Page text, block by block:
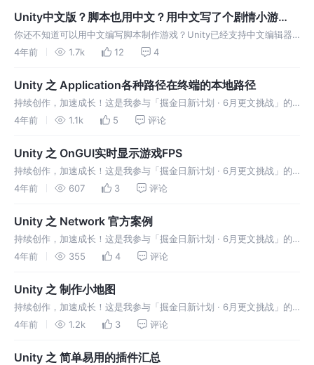
Unity中文版？脚本也用中文？用中文写了个剧情小游
戏，真好玩~
你还不知道可以用中文编写脚本制作游戏？Unity已经支持中文编辑器
啦！还可以使用中文编程，那还不赶紧点进来看看~
4年前 1.7k 12 4
Unity 之 Application各种路径在终端的本地路径
持续创作，加速成长！这是我参与「掘金日新计划 · 6月更文挑战」的
第24天，点击查看活动详情 unity目录 这里的unity目录指的是程序打
4年前 1.1k 5 评论
Unity 之 OnGUI实时显示游戏FPS
持续创作，加速成长！这是我参与「掘金日新计划 · 6月更文挑战」的
第23天，点击查看活动详情 FPS是什么？ FPS （每秒传输帧数
4年前 607 3 评论
Unity 之 Network 官方案例
持续创作，加速成长！这是我参与「掘金日新计划 · 6月更文挑战」的
第21天，点击查看活动详情 此案例完成了在局域网的多人对战 下面是
4年前 355 4 评论
Unity 之 制作小地图
持续创作，加速成长！这是我参与「掘金日新计划 · 6月更文挑战」的
第20天，点击查看活动详情 搭建场景 搭建简易游戏场景： 创建Plane
4年前 1.2k 3 评论
Unity 之 简单易用的插件汇总